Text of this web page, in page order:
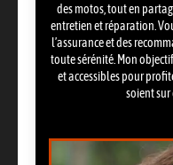
des motos, tout en
entretien et réparation.
l’assurance et des
toute sérénité. Mon
et accessibles pour
soient sur